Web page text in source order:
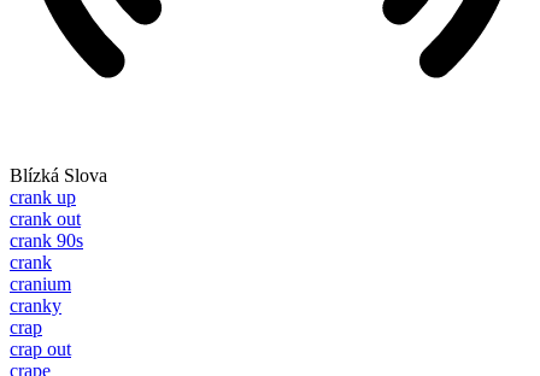
Blízká Slova
crank up
crank out
crank 90s
crank
cranium
cranky
crap
crap out
crape